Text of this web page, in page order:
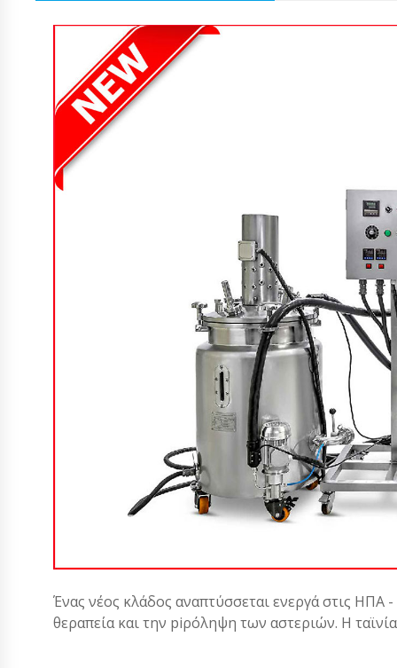
Ένας νέος κλάδος αναπτύσσεται ενεργά στις ΗΠΑ -
θεραπεία και την piρόληψη των αστεριών. Η